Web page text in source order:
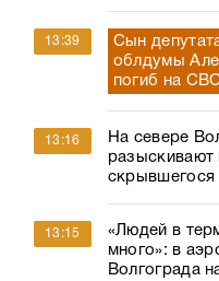
13:39
Сын
облдумы
погиб на
13:16
На севере
разыскивают
скрывшегося
13:15
«Людей в
много»: в
Волгограда